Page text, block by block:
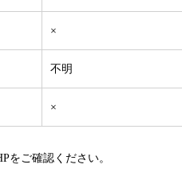
×
不明
×
ご確認ください。